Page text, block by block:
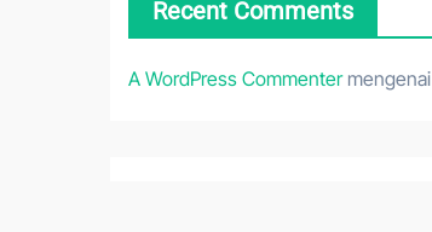
Recent Comments
A WordPress Commentermengenai